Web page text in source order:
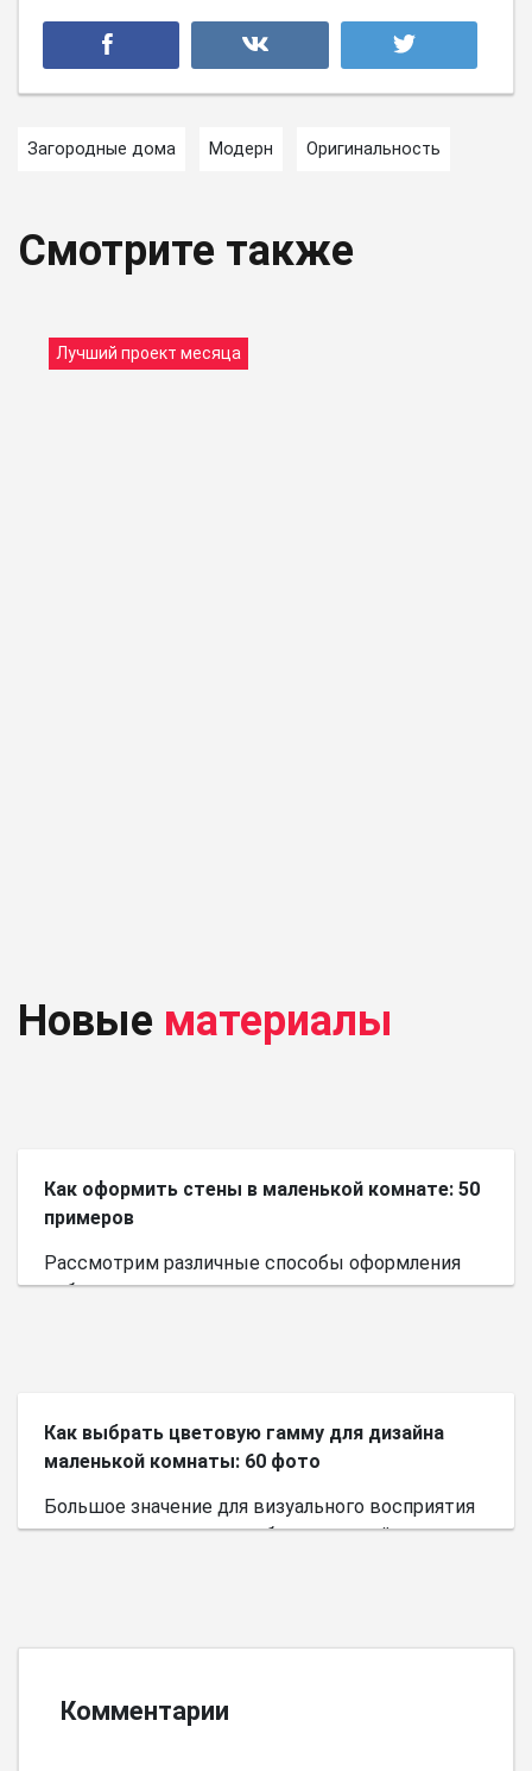
Загородные дома Модерн Оригинальность
Смотрите также
Лучший проект месяца
Новые материалы
Как оформить стены в маленькой комнате: 50
примеров
Рассмотрим различные способы оформления
небольшого пространства.
Как выбрать цветовую гамму для дизайна
маленькой комнаты: 60 фото
Большое значение для визуального восприятия
пространства имеет выбор цветовой палитры.
Комментарии